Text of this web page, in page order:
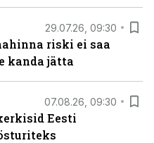
29.07.26, 09:30
riski ei saa
kanda jätta
07.08.26, 09:30
Eesti